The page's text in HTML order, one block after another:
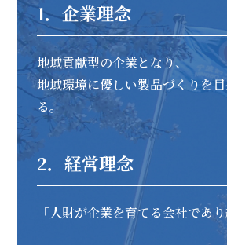
1．企業理念
地域貢献型の企業となり、
地域環境に優しい製品づくりを
る。
2．経営理念
「人財が企業を育てる会社であ